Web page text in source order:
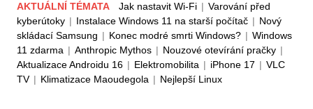
AKTUÁLNÍ TÉMATA Jak nastavit Wi-Fi | Varování před
kyberútoky | Instalace Windows 11 na starší počítač | Nový
skládací Samsung | Konec modré smrti Windows? | Windows
11 zdarma | Anthropic Mythos | Nouzové otevírání pračky |
Aktualizace Androidu 16 | Elektromobilita | iPhone 17 | VLC
TV | Klimatizace Maoudegola | Nejlepší Linux